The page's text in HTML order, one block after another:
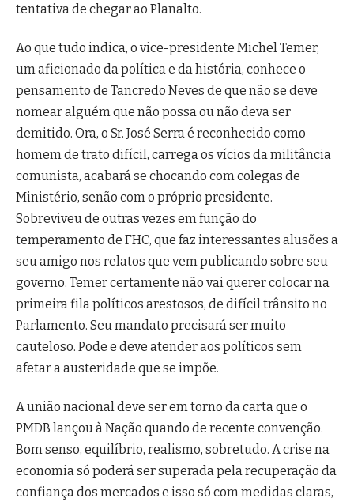
tentativa de chegar ao Planalto.
Ao que tudo indica, o vice-presidente Michel Temer,
um aficionado da política e da história, conhece o
pensamento de Tancredo Neves de que não se deve
nomear alguém que não possa ou não deva ser
demitido. Ora, o Sr. José Serra é reconhecido como
homem de trato difícil, carrega os vícios da militância
comunista, acabará se chocando com colegas de
Ministério, senão com o próprio presidente.
Sobreviveu de outras vezes em função do
temperamento de FHC, que faz interessantes alusões a
seu amigo nos relatos que vem publicando sobre seu
governo. Temer certamente não vai querer colocar na
primeira fila políticos arestosos, de difícil trânsito no
Parlamento. Seu mandato precisará ser muito
cauteloso. Pode e deve atender aos políticos sem
afetar a austeridade que se impõe.
A união nacional deve ser em torno da carta que o
PMDB lançou à Nação quando de recente convenção.
Bom senso, equilíbrio, realismo, sobretudo. A crise na
economia só poderá ser superada pela recuperação da
confiança dos mercados e isso só com medidas claras,